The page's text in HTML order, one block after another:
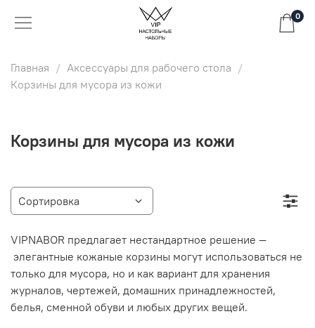
0
Главная
Аксессуары для рабочего стола
Корзины для мусора из кожи
Корзины для мусора из кожи
VIPNABOR предлагает нестандартное решение —
элегантные кожаные корзины могут использоваться не
только для мусора, но и как вариант для хранения
журналов, чертежей, домашних принадлежностей,
белья, сменной обуви и любых других вещей.